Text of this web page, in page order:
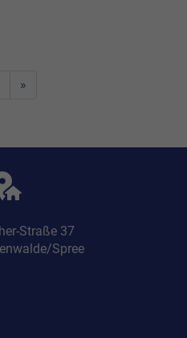
»
Straße 37
Spree